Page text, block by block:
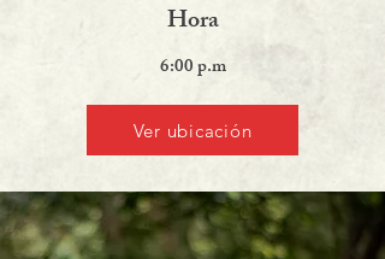
Hora
6:00 p.m
Ver ubicación